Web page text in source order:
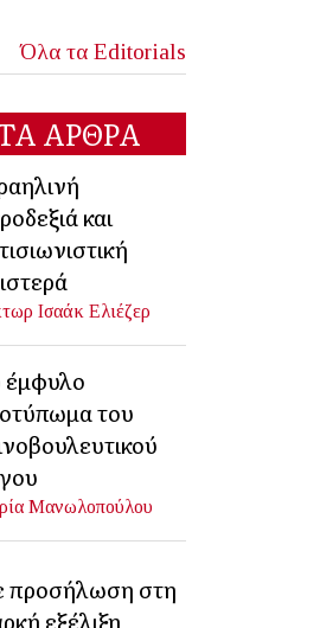
Όλα τα Editorials
ΑΡΘΡΑ
και
Ισαάκ Ελιέζερ
έμφυλο
του
Μανωλοπούλου
προσήλωση στη
εξέλιξη